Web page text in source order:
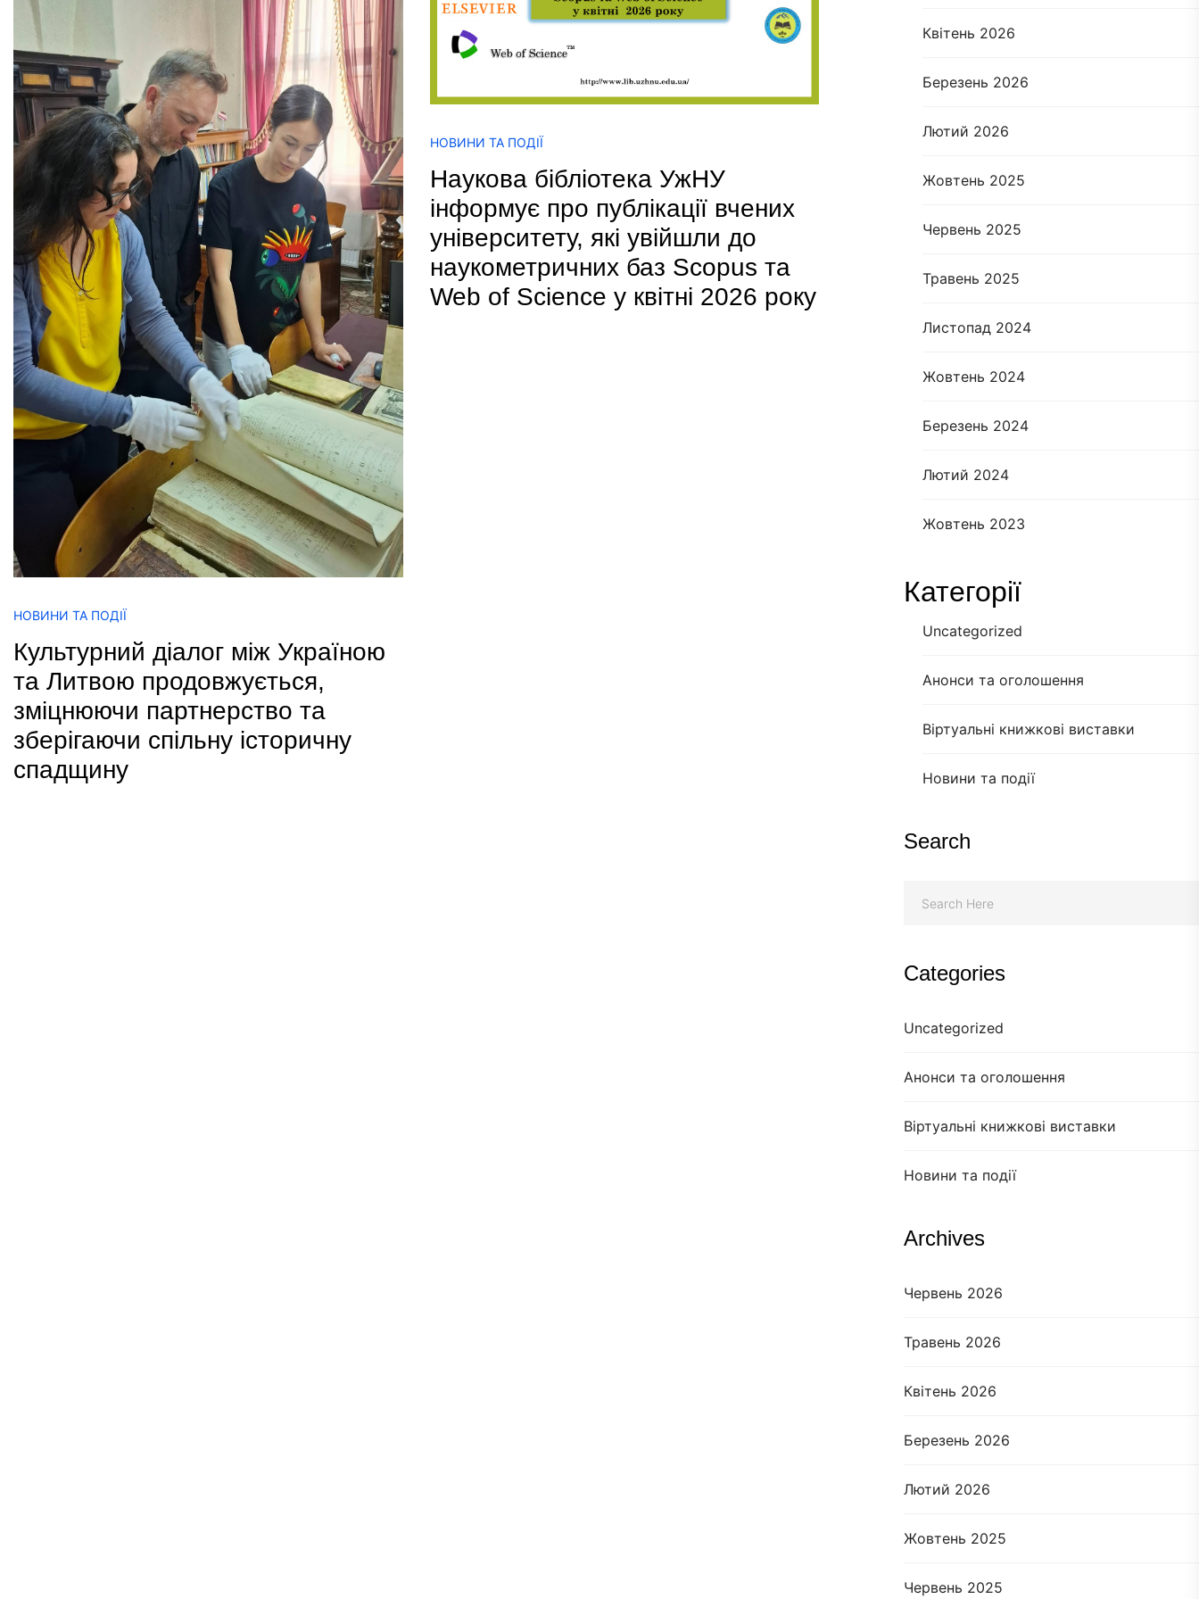
Квітень 2026
Березень 2026
Лютий 2026
Жовтень 2025
Червень 2025
Травень 2025
Листопад 2024
Жовтень 2024
Березень 2024
Лютий 2024
Жовтень 2023
Категорії
Uncategorized
Анонси та оголошення
Віртуальні книжкові виставки
Новини та події
Search
Categories
Uncategorized
Анонси та оголошення
Віртуальні книжкові виставки
Новини та події
Archives
Червень 2026
Травень 2026
Квітень 2026
Березень 2026
Лютий 2026
Жовтень 2025
Червень 2025
НОВИНИ ТА ПОДІЇ
Культурний діалог між Україною
та Литвою продовжується,
зміцнюючи партнерство та
зберігаючи спільну історичну
спадщину
НОВИНИ ТА ПОДІЇ
Наукова бібліотека УжНУ
інформує про публікації вчених
університету, які увійшли до
наукометричних баз Scopus та
Web of Science у квітні 2026 року